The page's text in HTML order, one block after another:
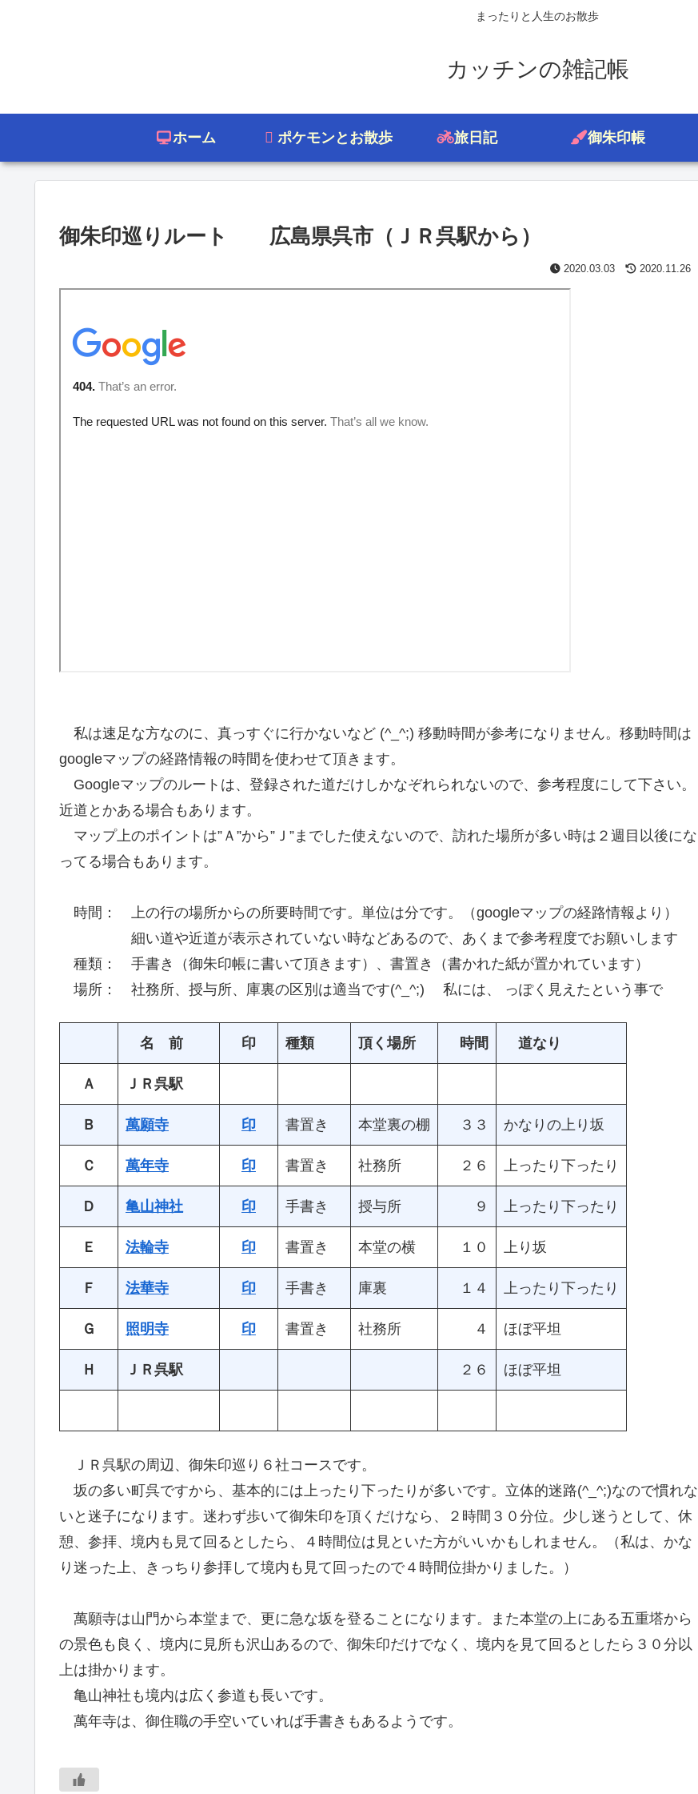
まったりと人生のお散歩
カッチンの雑記帳
ホーム ポケモンとお散歩 旅日記 御朱印帳
御朱印巡りルート 広島県呉市（ＪＲ呉駅から）
2020.03.03 2020.11.26
私は速足な方なのに、真っすぐに行かないなど (^_^;) 移動時間が参考になりません。移動時間は
googleマップの経路情報の時間を使わせて頂きます。
Googleマップのルートは、登録された道だけしかなぞれられないので、参考程度にして下さい。
近道とかある場合もあります。
マップ上のポイントは”Ａ”から”Ｊ”までした使えないので、訪れた場所が多い時は２週目以後にな
ってる場合もあります。
時間： 上の行の場所からの所要時間です。単位は分です。（googleマップの経路情報より）
細い道や近道が表示されていない時などあるので、あくまで参考程度でお願いします
種類： 手書き（御朱印帳に書いて頂きます）、書置き（書かれた紙が置かれています）
場所： 社務所、授与所、庫裏の区別は適当です(^_^;) 私には、 っぽく見えたという事で
名 前 印 種類 頂く場所 時間 道なり
Ａ ＪＲ呉駅
Ｂ 萬願寺 印 書置き 本堂裏の棚 ３３ かなりの上り坂
Ｃ 萬年寺 印 書置き 社務所 ２６ 上ったり下ったり
Ｄ 亀山神社 印 手書き 授与所 ９ 上ったり下ったり
Ｅ 法輪寺 印 書置き 本堂の横 １０ 上り坂
Ｆ 法華寺 印 手書き 庫裏 １４ 上ったり下ったり
Ｇ 照明寺 印 書置き 社務所 ４ ほぼ平坦
Ｈ ＪＲ呉駅 ２６ ほぼ平坦
ＪＲ呉駅の周辺、御朱印巡り６社コースです。
坂の多い町呉ですから、基本的には上ったり下ったりが多いです。立体的迷路(^_^;)なので慣れな
いと迷子になります。迷わず歩いて御朱印を頂くだけなら、２時間３０分位。少し迷うとして、休
憩、参拝、境内も見て回るとしたら、４時間位は見といた方がいいかもしれません。（私は、かな
り迷った上、きっちり参拝して境内も見て回ったので４時間位掛かりました。）
萬願寺は山門から本堂まで、更に急な坂を登ることになります。また本堂の上にある五重塔から
の景色も良く、境内に見所も沢山あるので、御朱印だけでなく、境内を見て回るとしたら３０分以
上は掛かります。
亀山神社も境内は広く参道も長いです。
萬年寺は、御住職の手空いていれば手書きもあるようです。